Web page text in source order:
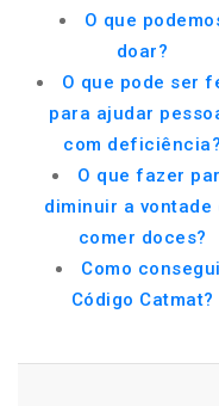
O que
doar?
O que pode ser
para ajudar
com deficiência?
O que fazer
diminuir a vontade
comer doces?
Como
Código Catmat?